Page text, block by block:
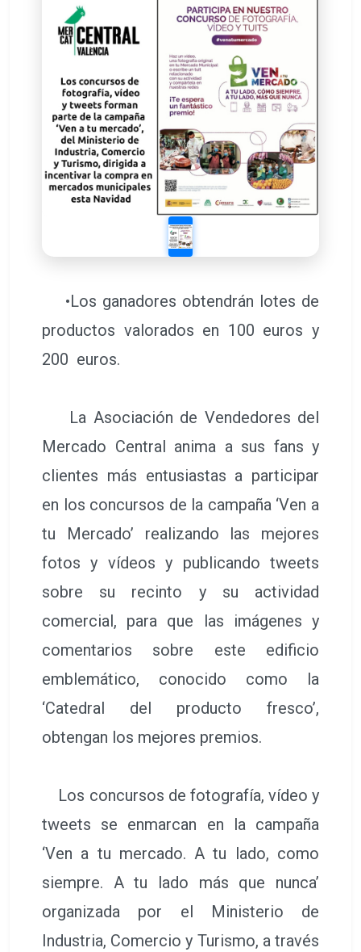
•Los ganadores obtendrán lotes de
productos valorados en 100 euros y
200 euros.
La Asociación de Vendedores del
Mercado Central anima a sus fans y
clientes más entusiastas a participar
en los concursos de la campaña ‘Ven a
tu Mercado’ realizando las mejores
fotos y vídeos y publicando tweets
sobre su recinto y su actividad
comercial, para que las imágenes y
comentarios sobre este edificio
emblemático, conocido como la
‘Catedral del producto fresco’,
obtengan los mejores premios.
Los concursos de fotografía, vídeo y
tweets se enmarcan en la campaña
‘Ven a tu mercado. A tu lado, como
siempre. A tu lado más que nunca’
organizada por el Ministerio de
Industria, Comercio y Turismo, a través